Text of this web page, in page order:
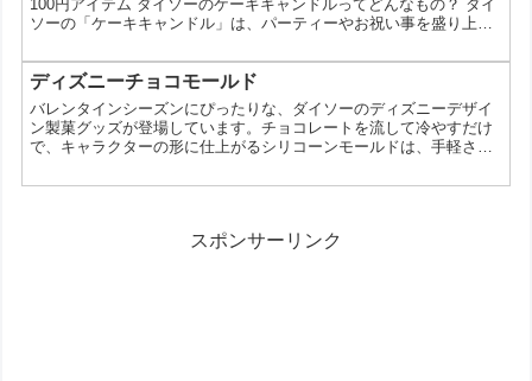
100円アイテム ダイソーのケーキキャンドルってどんなもの？ ダイ
ソーの「ケーキキャンドル」は、パーティーやお祝い事を盛り上げ
うと、一般的に高価だったり、特別な店舗でしか手に入らないイメ
ージがありましたが、ダイソーではなんと100円で手に入れること
ができます。この記事では、その魅力と使い方について詳しく解説
します。 ケーキキャンドルの魅力とは？ 手軽に手に入る...
ディズニーチョコモールド
バレンタインシーズンにぴったりな、ダイソーのディズニーデザイ
ン製菓グッズが登場しています。チョコレートを流して冷やすだけ
で、キャラクターの形に仕上がるシリコーンモールドは、手軽さと
としたギフト作りにも活躍します。 ディズニーデザインのチョコモ
コモールドです。溶かしたチョコレートを流し込み、冷やして...
スポンサーリンク